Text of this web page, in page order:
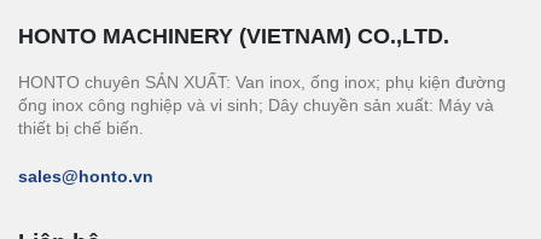
HONTO MACHINERY (VIETNAM) CO.,LTD.
HONTO chuyên SẢN XUẤT: Van inox, ống inox; phụ kiện đường
ống inox công nghiệp và vi sinh; Dây chuyền sản xuất: Máy và
thiết bị chế biến.
sales@honto.vn